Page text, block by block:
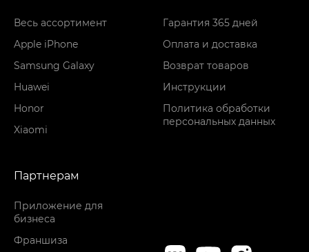
Весь ассортимент
Apple iPhone
Samsung Galaxy
Huawei
Honor
Xiaomi
Гарантия 365 дней
Оплата и доставка
Возврат товаров
Инструкции
Политика обработки
персональных данных
Партнерам
Приложение для
бизнеса
Франшиза